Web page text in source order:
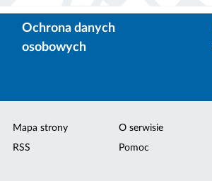
Ochrona danych
osobowych
Mapa strony
RSS
O serwisie
Pomoc